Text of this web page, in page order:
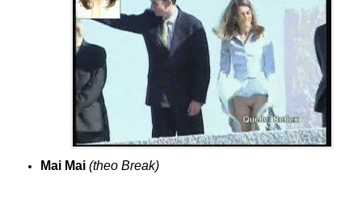
Mai Mai (theo Break)